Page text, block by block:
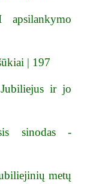
apsilankymo
| 197
ir jo
sinodas -
metų